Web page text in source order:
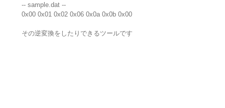
-- sample.dat --
0x00 0x01 0x02 0x06 0x0a 0x0b 0x00
その逆変換をしたりできるツールです